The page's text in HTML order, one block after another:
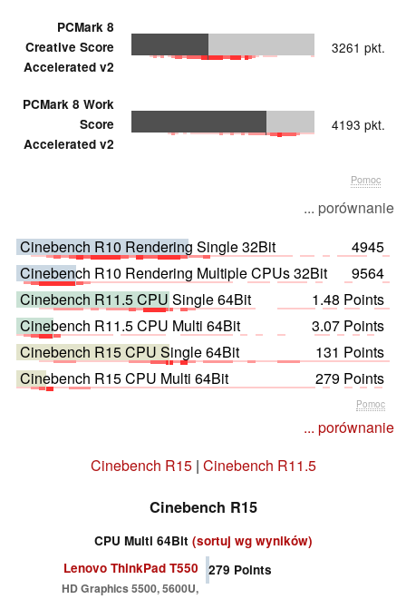
PCMark 8
Creative Score
Accelerated v2
3261 pkt.
PCMark 8 Work
Score
Accelerated v2
4193 pkt.
Pomoc
... porównanie
Cinebench R10 Rendering Single 32Bit
4945
Cinebench R10 Rendering Multiple CPUs 32Bit
9564
Cinebench R11.5 CPU Single 64Bit
1.48 Points
Cinebench R11.5 CPU Multi 64Bit
3.07 Points
Cinebench R15 CPU Single 64Bit
131 Points
Cinebench R15 CPU Multi 64Bit
279 Points
Pomoc
... porównanie
Cinebench R15| Cinebench R11.5
Cinebench R15
CPU Multi 64Bit (sortuj wg wyników)
Lenovo ThinkPad T550
HD Graphics 5500, 5600U,
279 Points